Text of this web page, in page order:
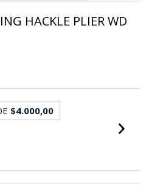
HACKLE PLIER WD
$4.000,00